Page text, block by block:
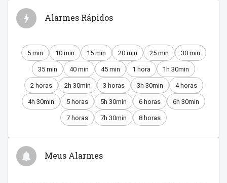
Alarmes Rápidos
5 min 10 min 15 min 20 min 25 min 30 min
35 min 40 min 45 min 1 hora 1h 30min
2 horas 2h 30min 3 horas 3h 30min 4 horas
4h 30min 5 horas 5h 30min 6 horas 6h 30min
7 horas 7h 30min 8 horas
Meus Alarmes